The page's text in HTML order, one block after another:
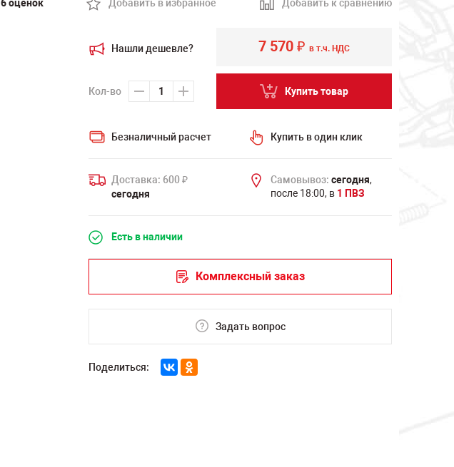
6 оценок Добавить в избранное Добавить к сравнению
Нашли дешевле?
Кол-во
7 570 ₽ в т.ч. НДС
Купить товар
Безналичный расчет Купить в один клик
Доставка: 600 ₽
сегодня
Самовывоз: сегодня,
после 18:00, в 1 ПВЗ
Есть в наличии
Комплексный заказ
Задать вопрос
Поделиться: